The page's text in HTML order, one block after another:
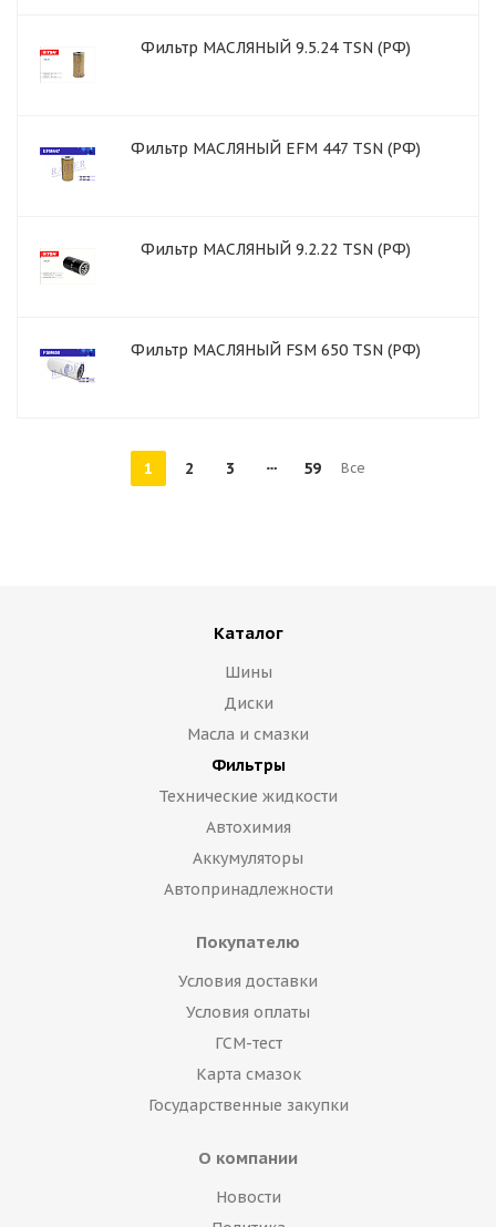
Фильтр МАСЛЯНЫЙ 9.5.24 TSN (РФ)
Фильтр МАСЛЯНЫЙ EFM 447 TSN (РФ)
Фильтр МАСЛЯНЫЙ 9.2.22 TSN (РФ)
Фильтр МАСЛЯНЫЙ FSM 650 TSN (РФ)
1 2 3 59 Все
Каталог
Шины
Диски
Масла и смазки
Фильтры
Технические жидкости
Автохимия
Аккумуляторы
Автопринадлежности
Покупателю
Условия доставки
Условия оплаты
ГСМ-тест
Карта смазок
Государственные закупки
О компании
Новости